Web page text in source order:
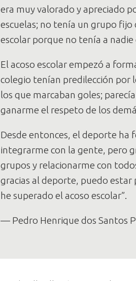
era muy valorado y apreciado
escuelas; no tenía un grupo
escolar porque no tenía a
El acoso escolar empezó a
colegio tenían predilección por
los que marcaban goles;
ganarme el respeto de los
Desde entonces, el deporte ha
integrarme con la gente, pero
grupos y relacionarme con
gracias al deporte, puedo estar
he superado el acoso escolar”.
— Pedro Henrique dos Santos